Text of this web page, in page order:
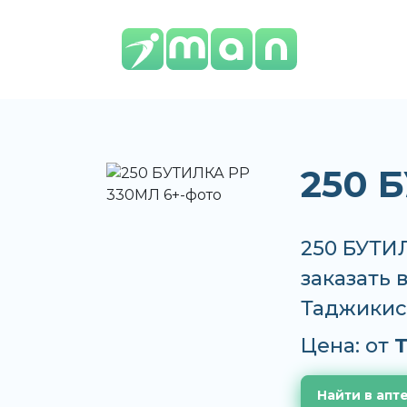
250
250
заказать
Цена: от
Найти в